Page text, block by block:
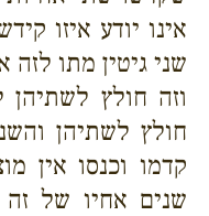
אינו יודע איזו
שני גיטין מתו
וזה חולץ
חולץ לשתיהן
קדמו וכנסו אין
שנים אחיו של